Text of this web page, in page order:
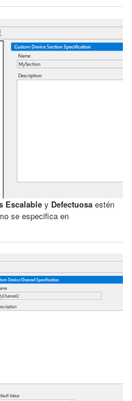
Escalable y Defectuosa estén
se especifica en